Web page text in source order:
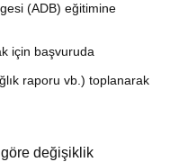
(ADB) eğitimine
için başvuruda
raporu vb.) toplanarak
göre değişiklik